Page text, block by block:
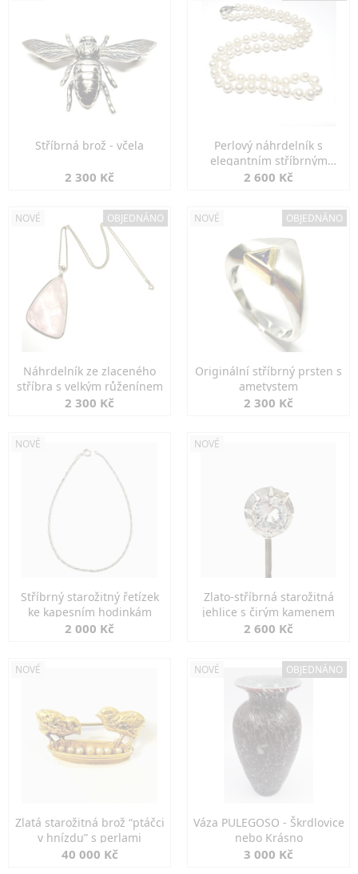
Stříbrná brož - včela
2 300 Kč
Perlový náhrdelník s
elegantním stříbrným
zapínáním
2 600 Kč
NOVÉ OBJEDNÁNO
Náhrdelník ze zlaceného
stříbra s velkým růženínem
2 300 Kč
NOVÉ OBJEDNÁNO
Originální stříbrný prsten s
ametystem
2 300 Kč
NOVÉ
Stříbrný starožitný řetízek
ke kapesním hodinkám
2 000 Kč
NOVÉ
Zlato-stříbrná starožitná
jehlice s čirým kamenem
2 600 Kč
NOVÉ
Zlatá starožitná brož “ptáčci
v hnízdu” s perlami
40 000 Kč
NOVÉ OBJEDNÁNO
Váza PULEGOSO - Škrdlovice
nebo Krásno
3 000 Kč